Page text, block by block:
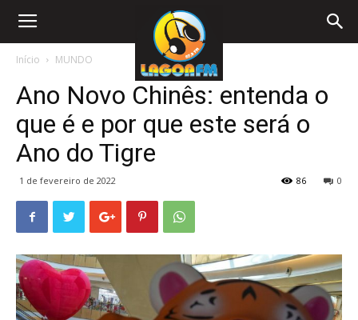
Início MUNDO
Ano Novo Chinês: entenda o
que é e por que este será o
Ano do Tigre
1 de fevereiro de 2022 0
86